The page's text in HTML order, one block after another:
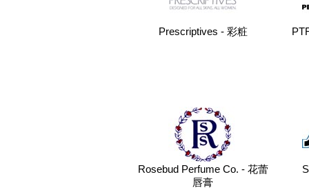
Prescriptives - 彩粧
Rosebud Perfume Co. - 花蕾
唇膏